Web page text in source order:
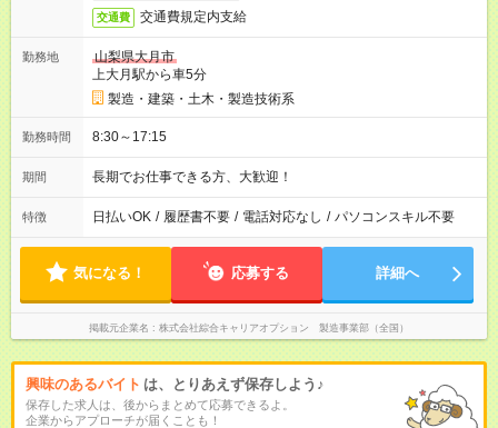
交通費 交通費規定内支給
勤務地
山梨県大月市
上大月駅から車5分
製造・建築・土木・製造技術系
勤務時間 8:30～17:15
期間 長期でお仕事できる方、大歓迎！
特徴 日払いOK / 履歴書不要 / 電話対応なし / パソコンスキル不要
気になる！ 応募する 詳細へ
掲載元企業名 株式会社綜合キャリアオプション 製造事業部（全国）
興味のあるバイト は、とりあえず保存しよう♪
保存した求人は、後からまとめて応募できるよ。
企業からアプローチが届くことも！